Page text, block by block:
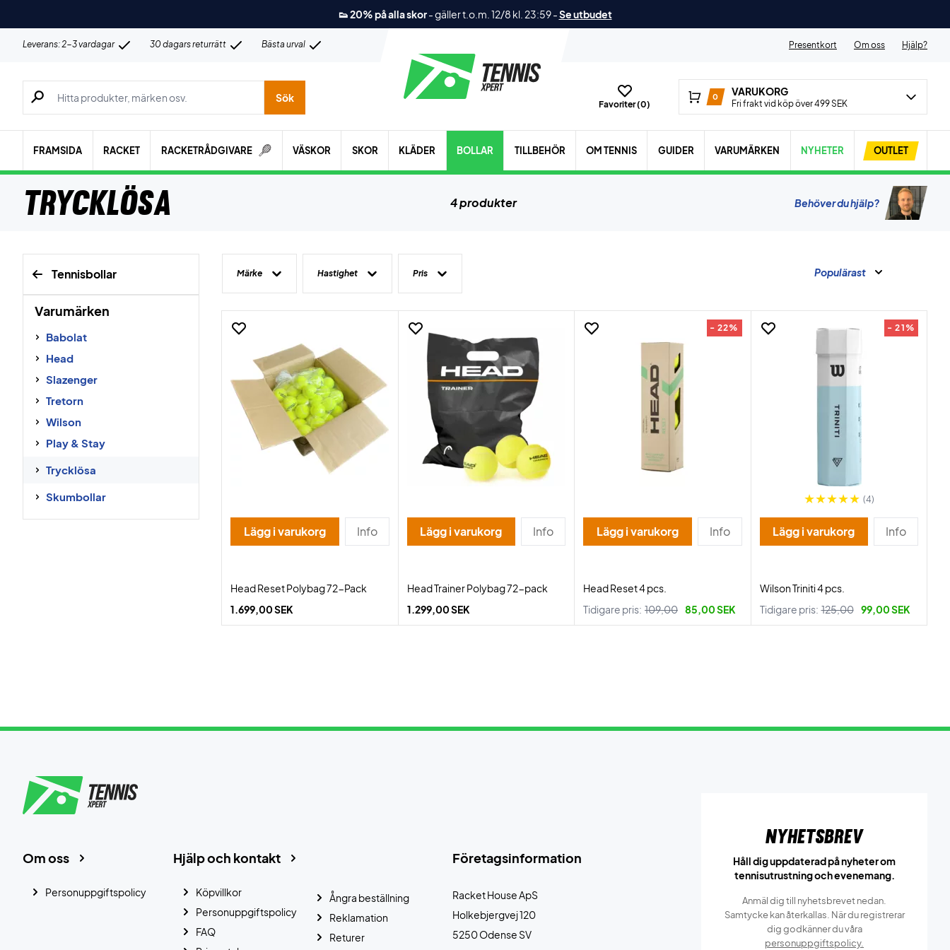
👟 20% på alla skor-gäller t.o.m. 12/8 kl. 23:59-Se utbudet
Leverans: 2-3 vardagar 30 dagars returrätt Bästa urval Presentkort Om oss Hjälp?
Sök efter produkter, märken osv.
Sök
Favoriter (0)
0 VARUKORG
Fri frakt vid köp över 499 SEK
FRAMSIDA RACKET RACKETRÅDGIVARE VÄSKOR SKOR KLÄDER BOLLAR TILLBEHÖR OM TENNIS GUIDER VARUMÄRKEN NYHETER OUTLET
Trycklösa 4 produkter Behöver du hjälp?
Tennisbollar
Varumärken
Babolat
Head
Slazenger
Tretorn
Wilson
Play & Stay
Trycklösa
Skumbollar
Märke Hastighet Pris Populärast
Lägg i varukorg Info
Head Reset Polybag 72-Pack
1.699,00 SEK
Lägg i varukorg Info
Head Trainer Polybag 72-pack
1.299,00 SEK
- 22%
Lägg i varukorg Info
Head Reset 4 pcs.
Tidigare pris: 109,00 85,00 SEK
- 21%
(4)
Lägg i varukorg Info
Wilson Triniti 4 pcs.
Tidigare pris: 125,00 99,00 SEK
Företagsinformation
Racket House ApS
Holkebjergvej 120
5250 Odense SV
Hjälp och kontakt
Köpvillkor
Personuppgiftspolicy
FAQ
Ångra beställning
Reklamation
Returer
Om oss
Personuppgiftspolicy
Nyhetsbrev
Håll dig uppdaterad på nyheter om
tennisutrustning och evenemang.
Anmäl dig till nyhetsbrevet nedan.
Samtycke kan återkallas. När du registrerar
dig godkänner du våra
personuppgiftspolicy.